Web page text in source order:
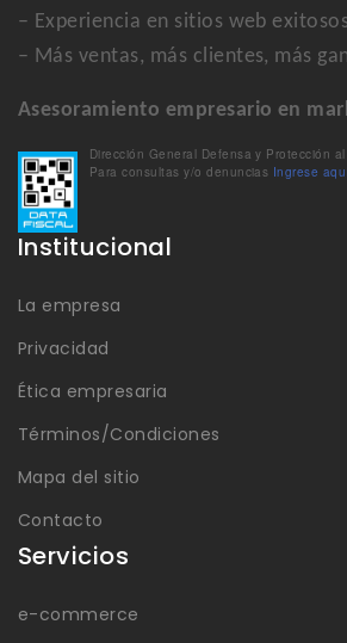
– Experiencia en sitios web
– Más ventas, más clientes, más
Asesoramiento empresario en
Dirección General Defensa y Protección al
Para consultas y/o denuncias Ingrese
Institucional
La empresa
Privacidad
Ética empresaria
Términos/Condiciones
Mapa del sitio
Contacto
Servicios
e-commerce